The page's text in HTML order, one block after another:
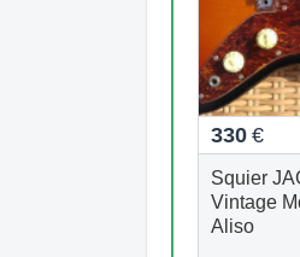
330 €
Squier
Vintage
Aliso